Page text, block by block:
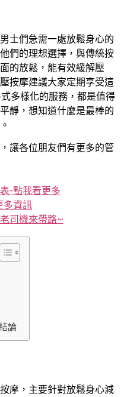
士們急需一處放鬆身心的
們的理想選擇，與傳統按
的放鬆，能有效緩解壓
按摩建議大家定期享受這
多樣化的服務，都是值得
靜，想知道什麼是最棒的
讓各位朋友們有更多的管
-點我看更多
多資訊
司機來帶路~
論
摩，主要針對放鬆身心減